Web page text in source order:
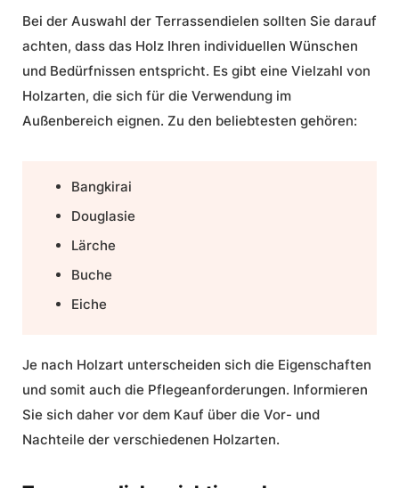
Bei der Auswahl der Terrassendielen sollten Sie darauf
achten, dass das Holz Ihren individuellen Wünschen
und Bedürfnissen entspricht. Es gibt eine Vielzahl von
Holzarten, die sich für die Verwendung im
Außenbereich eignen. Zu den beliebtesten gehören:
Bangkirai
Douglasie
Lärche
Buche
Eiche
Je nach Holzart unterscheiden sich die Eigenschaften
und somit auch die Pflegeanforderungen. Informieren
Sie sich daher vor dem Kauf über die Vor- und
Nachteile der verschiedenen Holzarten.